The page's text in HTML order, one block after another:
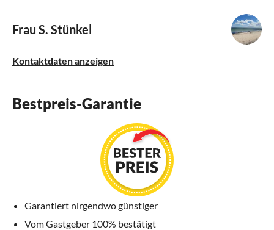
Frau S. Stünkel
Kontaktdaten anzeigen
Bestpreis-Garantie
Garantiert nirgendwo günstiger
Vom Gastgeber 100% bestätigt